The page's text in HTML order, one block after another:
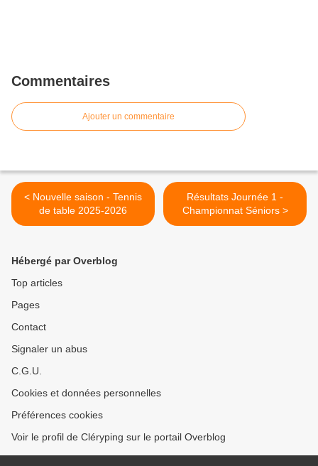
Commentaires
Ajouter un commentaire
< Nouvelle saison - Tennis
de table 2025-2026
Résultats Journée 1 -
Championnat Séniors >
Hébergé par Overblog
Top articles
Pages
Contact
Signaler un abus
C.G.U.
Cookies et données personnelles
Préférences cookies
Voir le profil de Cléryping sur le portail Overblog